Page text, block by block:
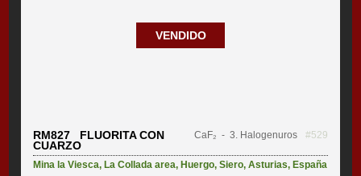
VENDIDO
RM827 FLUORITA CON
CUARZO
CaF₂ - 3. Halogenuros #529
Mina la Viesca, La Collada area, Huergo,Siero,Asturias, España